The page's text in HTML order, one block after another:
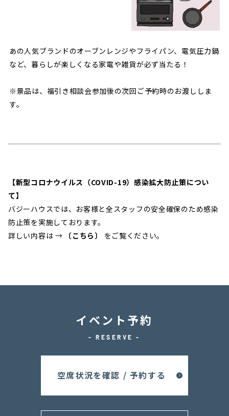
あの人気ブランドのオーブンレンジやフライパン、電気圧力鍋
など、暮らしが楽しくなる家電や雑貨が必ず当たる！
※景品は、福引き相談会参加後の次回ご予約時のお渡ししま
す。
【新型コロナウイルス（COVID-19）感染拡大防止策につい
て】
バジーハウスでは、お客様と全スタッフの安全確保のため感染
防止策を実施しております。
詳しい内容は →
〔こちら〕 をご覧ください。
イベント予約
- RESERVE -
空席状況を確認 / 予約する